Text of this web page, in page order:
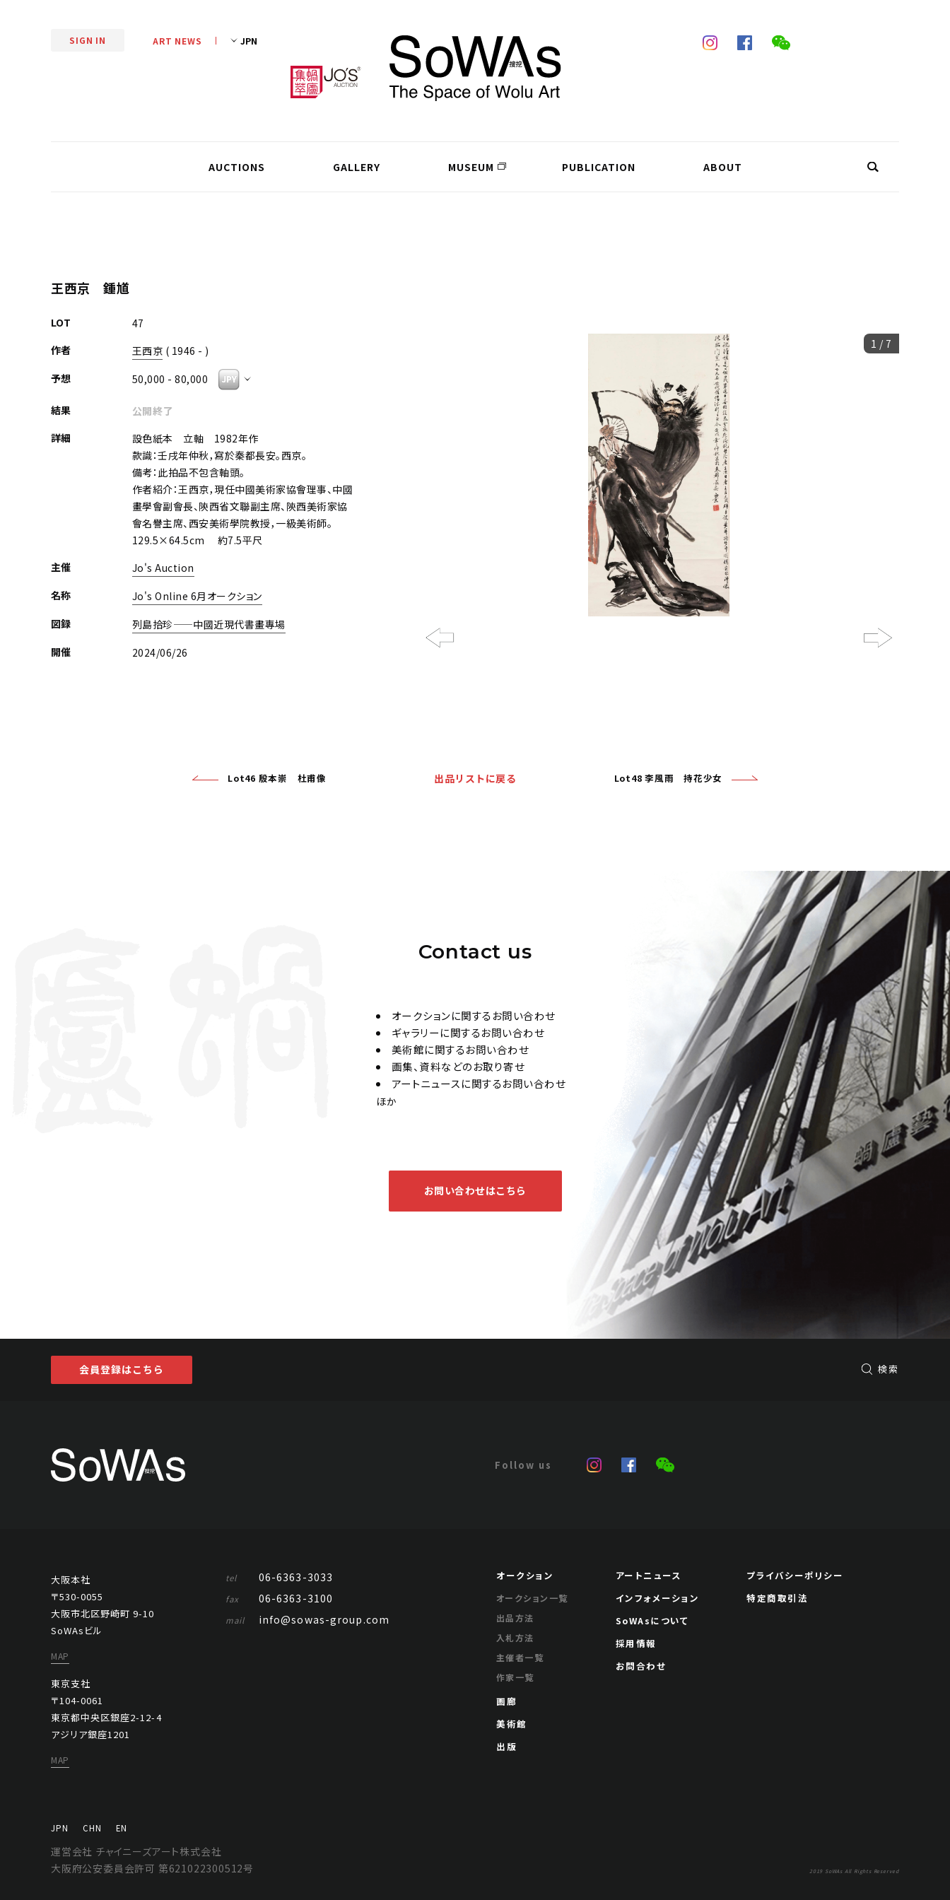
SIGN IN ART NEWS
AUCTIONS GALLERY MUSEUM PUBLICATION ABOUT
王西京 鍾馗
LOT
47
作者
王西京 ( 1946 - )
予想
50,000 - 80,000
結果
公開終了
詳細
設色紙本 立軸 1982年作
款識：壬戌年仲秋，寫於秦都長安。西京。
備考：此拍品不包含軸頭。
作者紹介：王西京，現任中國美術家協會理事、中國
畫學會副會長、陝西省文聯副主席、陝西美術家協
會名譽主席、西安美術學院教授，一級美術師。
129.5×64.5cm 約7.5平尺
主催
Jo's Auction
名称
Jo's Online 6月オークション
図録
列島拾珍——中國近現代書畫專場
開催
2024/06/26
1 / 7
Lot46 殷本崇 杜甫像 Lot48 李風雨 持花少女
出品リストに戻る
Contact us
オークションに関するお問い合わせ
ギャラリーに関するお問い合わせ
美術館に関するお問い合わせ
画集、資料などのお取り寄せ
アートニュースに関するお問い合わせ
ほか
お問い合わせはこちら
会員登録はこちら 検索
大阪本社
〒530-0055
大阪市北区野崎町 9-10
SoWAsビル
MAP
東京支社
〒104-0061
東京都中央区銀座2-12-4
アジリア銀座1201
MAP
tel 06-6363-3033
fax 06-6363-3100
mail info@sowas-group.com
オークション
オークション一覧
出品方法
入札方法
主催者一覧
作家一覧
画廊
美術館
出版
アートニュース
インフォメーション
SoWAsについて
採用情報
お問合わせ
プライバシーポリシー
特定商取引法
JPN CHN EN
運営会社 チャイニーズアート株式会社
大阪府公安委員会許可 第621022300512号
2019 SoWAs All Rights Reserved